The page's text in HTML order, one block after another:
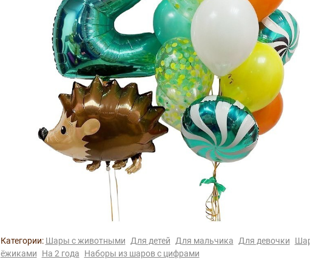
Категории: Шары с животными Для детей Для мальчика Для девочки
ёжиками
На 2 года Наборы из шаров с цифрами